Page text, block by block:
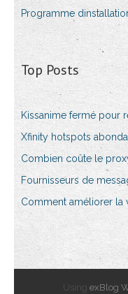
Programme
Top Posts
Kissanime fermé pour
Xfinity hotspots
Combien coûte le
Fournisseurs de
Comment améliorer la
Using exBlog